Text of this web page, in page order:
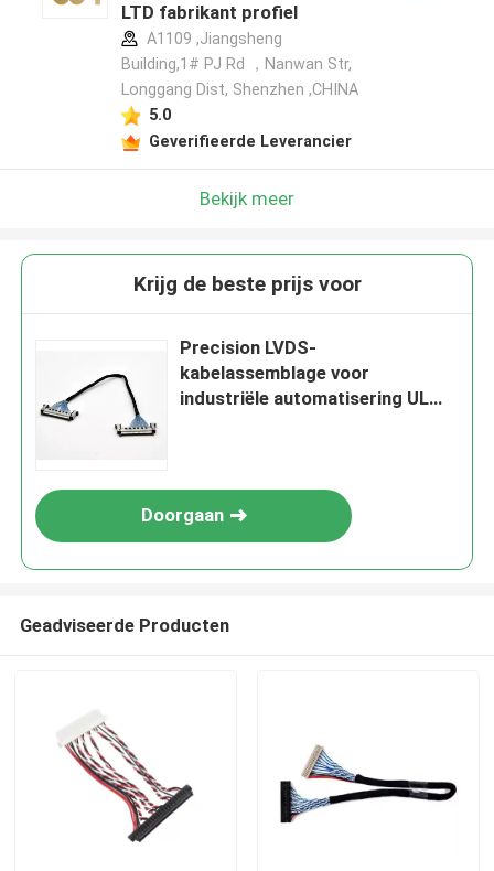
LTD fabrikant profiel
A1109 ,Jiangsheng
Building,1# PJ Rd ，Nanwan Str,
Longgang Dist, Shenzhen ,CHINA
5.0
Geverifieerde Leverancier
Bekijk meer
Krijg de beste prijs voor
Precision LVDS-
kabelassemblage voor
industriële automatisering UL
Doorgaan
Geadviseerde Producten